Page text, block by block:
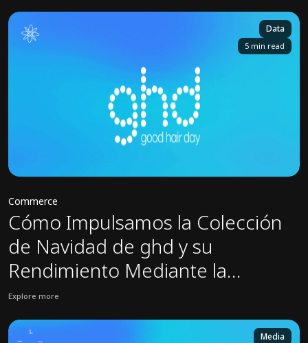
View Haier case study: Cómo Impulsamos el Éxito Navideño de
Data
5 min read
Commerce
Cómo Impulsamos la Colección
de Navidad de ghd y su
Rendimiento Mediante la
Colaboración Estratégica
Explore more
View Ghd case study: Cómo Impulsamos la Colección de
Media